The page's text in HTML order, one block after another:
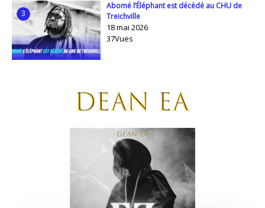
3
Abomé l’Éléphant est décédé au CHU de
Treichville
18 mai 2026
37Vues